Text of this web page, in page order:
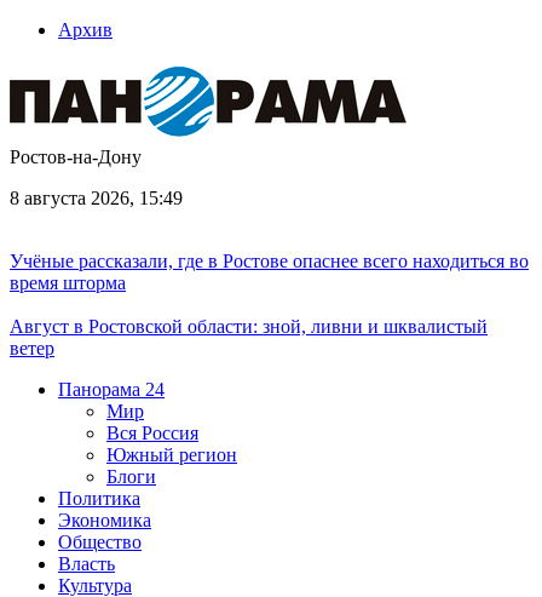
Архив
Ростов-на-Дону
8 августа 2026, 15:49
Учёные рассказали, где в Ростове опаснее всего находиться во
время шторма
Август в Ростовской области: зной, ливни и шквалистый
ветер
Панорама 24
Мир
Вся Россия
Южный регион
Блоги
Политика
Экономика
Общество
Власть
Культура